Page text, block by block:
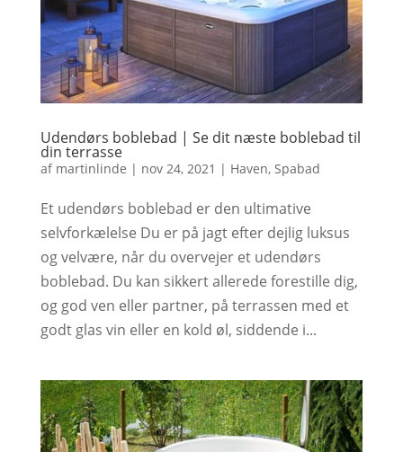
Udendørs boblebad | Se dit næste boblebad til
din terrasse
af martinlinde | nov 24, 2021 | Haven, Spabad
Et udendørs boblebad er den ultimative
selvforkælelse Du er på jagt efter dejlig luksus
og velvære, når du overvejer et udendørs
boblebad. Du kan sikkert allerede forestille dig,
og god ven eller partner, på terrassen med et
godt glas vin eller en kold øl, siddende i...